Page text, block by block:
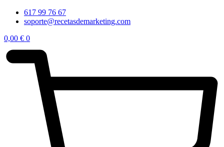
617 99 76 67
soporte@recetasdemarketing.com
0,00 € 0